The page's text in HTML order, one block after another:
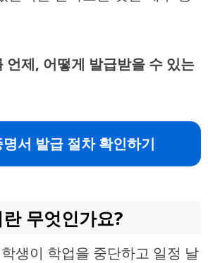
언제, 어떻게 발급받을 수 있는
서 발급 절차 확인하기
무엇인가요?
생이 학업을 중단하고 일정 날